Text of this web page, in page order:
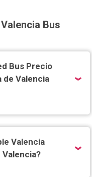
Bus
Bus Precio
de Valencia
Valencia